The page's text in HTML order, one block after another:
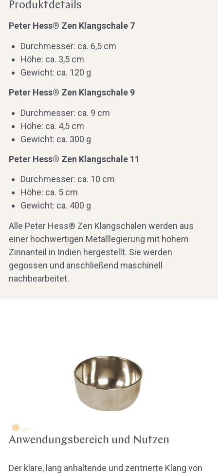
Produktdetails
Peter Hess® Zen Klangschale 7
Durchmesser: ca. 6,5 cm
Höhe: ca. 3,5 cm
Gewicht: ca. 120 g
Peter Hess® Zen Klangschale 9
Durchmesser: ca. 9 cm
Höhe: ca. 4,5 cm
Gewicht: ca. 300 g
Peter Hess® Zen Klangschale 11
Durchmesser: ca. 10 cm
Höhe: ca. 5 cm
Gewicht: ca. 400 g
Alle Peter Hess® Zen Klangschalen werden aus
einer hochwertigen Metalllegierung mit hohem
Zinnanteil in Indien hergestellt. Sie werden
gegossen und anschließend maschinell
nachbearbeitet.
Anwendungsbereich und Nutzen
Der klare, lang anhaltende und zentrierte Klang von